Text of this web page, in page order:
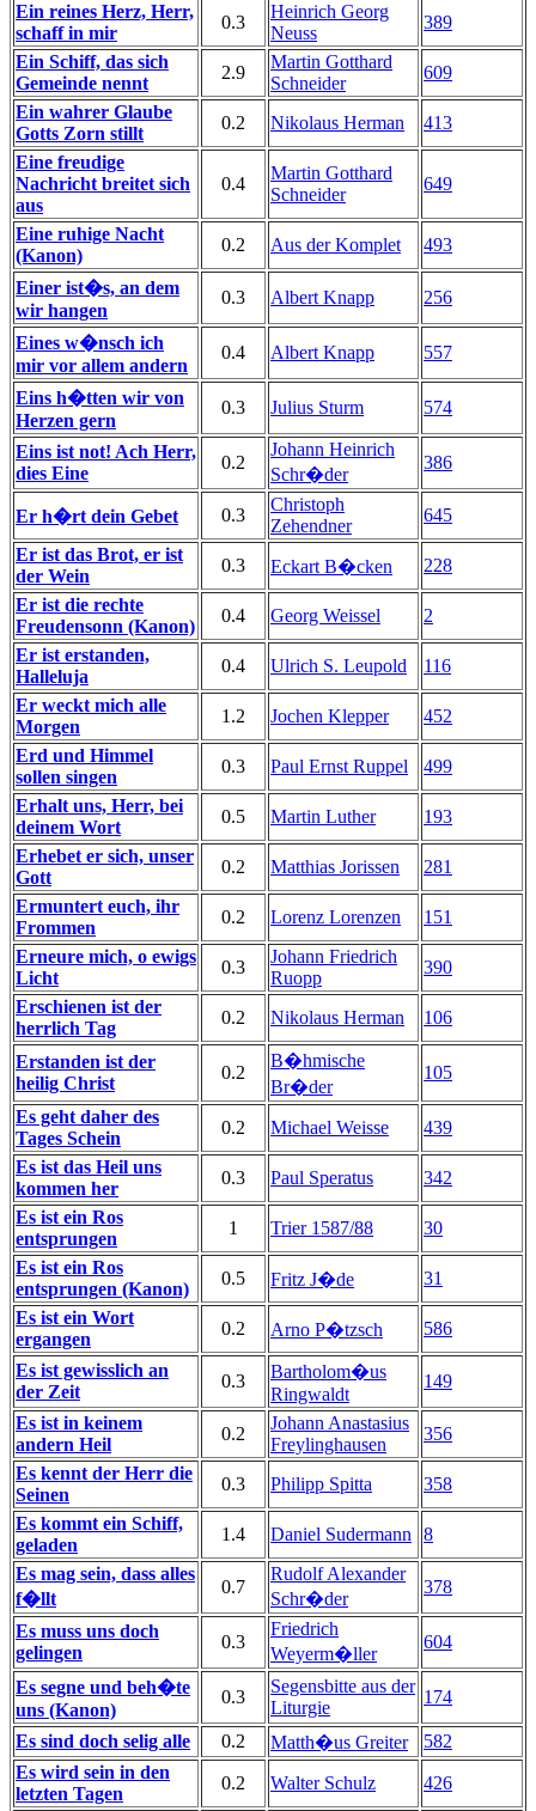
Ein reines Herz, Herr,
schaff in mir
0.3
Heinrich Georg
Neuss
389
Ein Schiff, das sich
Gemeinde nennt
2.9
Martin Gotthard
Schneider
609
Ein wahrer Glaube
Gotts Zorn stillt
0.2 Nikolaus Herman
413
Eine freudige
Nachricht breitet sich
aus
0.4
Martin Gotthard
Schneider
649
Eine ruhige Nacht
(Kanon)
0.2 Aus der Komplet 493
Einer ist�s, an dem
wir hangen
0.3 Albert Knapp 256
Eines w�nsch ich
mir vor allem andern
0.4 Albert Knapp 557
Eins h�tten wir von
Herzen gern
0.3 Julius Sturm 574
Eins ist not! Ach Herr,
dies Eine
0.2
Johann Heinrich
Schr�der
386
Er h�rt dein Gebet 0.3
Christoph
Zehendner
645
Er ist das Brot, er ist
der Wein
0.3 Eckart B�cken
228
Er ist die rechte
Freudensonn (Kanon)
0.4 Georg Weissel
2
Er ist erstanden,
Halleluja
0.4 Ulrich S. Leupold
116
Er weckt mich alle
Morgen
1.2 Jochen Klepper
452
Erd und Himmel
sollen singen
0.3 Paul Ernst Ruppel
499
Erhalt uns, Herr, bei
deinem Wort
0.5 Martin Luther
193
Erhebet er sich, unser
Gott
0.2 Matthias Jorissen
281
Ermuntert euch, ihr
Frommen
0.2 Lorenz Lorenzen
151
Erneure mich, o ewigs
Licht
0.3
Johann Friedrich
Ruopp
390
Erschienen ist der
herrlich Tag
0.2 Nikolaus Herman 106
Erstanden ist der
heilig Christ
0.2
B�hmische
Br�der
105
Es geht daher des
Tages Schein
0.2 Michael Weisse
439
Es ist das Heil uns
kommen her
0.3 Paul Speratus
342
Es ist ein Ros
entsprungen
1 Trier 1587/88
30
Es ist ein Ros
entsprungen (Kanon)
0.5 Fritz J�de
31
Es ist ein Wort
ergangen
0.2 Arno P�tzsch 586
Es ist gewisslich an
der Zeit
0.3
Bartholom�us
Ringwaldt
149
Es ist in keinem
andern Heil
0.2
Johann Anastasius
Freylinghausen
356
Es kennt der Herr die
Seinen
0.3 Philipp Spitta
358
Es kommt ein Schiff,
geladen
1.4 Daniel Sudermann 8
Es mag sein, dass alles
f�llt
0.7
Rudolf Alexander
Schr�der
378
Es muss uns doch
gelingen
0.3
Friedrich
Weyerm�ller
604
Es segne und beh�te
uns (Kanon)
0.3
Segensbitte aus der
Liturgie
174
Es sind doch selig alle 0.2 Matth�us Greiter
582
Es wird sein in den
letzten Tagen
0.2 Walter Schulz
426